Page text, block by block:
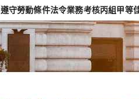
件法令業務考核丙組甲等佳績